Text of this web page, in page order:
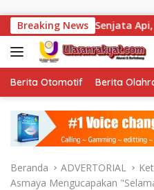
Breaking News
Senjata Api, Pastikan
Berita Otomotif Berita
Beranda ADVERTORIAL
Asmaya Mengucapakan